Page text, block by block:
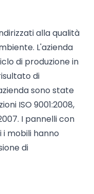
alla qualità
L'azienda
di produzione in
di
sono state
ISO 9001:2008,
I pannelli con
mobili hanno
di